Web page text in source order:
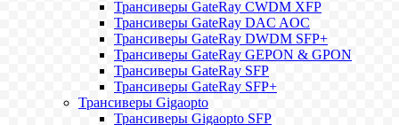
Трансиверы GateRay CWDM XFP
Трансиверы GateRay DAC AOC
Трансиверы GateRay DWDM SFP+
Трансиверы GateRay GEPON & GPON
Трансиверы GateRay SFP
Трансиверы GateRay SFP+
Трансиверы Gigaopto
Трансиверы Gigaopto SFP